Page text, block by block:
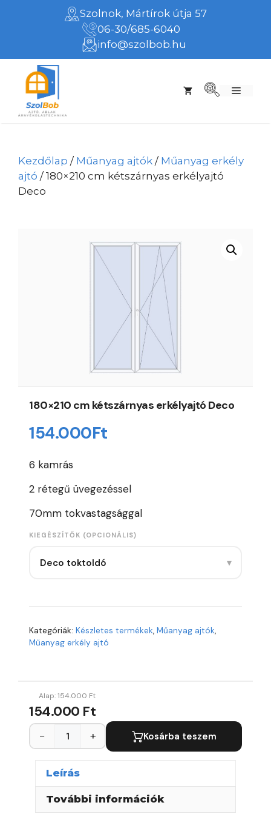
Szolnok, Mártírok útja 57
06-30/685-6040
info@szolbob.hu
Menü
Kezdőlap / Műanyag ajtók / Műanyag erkély
ajtó / 180×210 cm kétszárnyas erkélyajtó
Deco
180×210 cm kétszárnyas erkélyajtó Deco
154.000Ft
6 kamrás
2 rétegű üvegezéssel
70mm tokvastagsággal
KIEGÉSZÍTŐK (OPCIONÁLIS)
Deco toktoldó ▾
Kategóriák: Készletes termékek, Műanyag ajtók,
Műanyag erkély ajtó
Alap:154.000 Ft
154.000 Ft
− + Kosárba teszem
Leírás
További információk